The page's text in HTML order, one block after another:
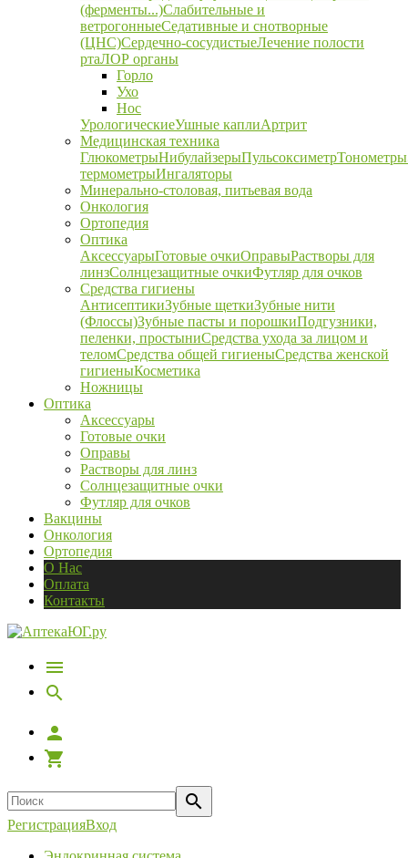
(ферменты...)Слабительные и
ветрогонныеСедативные и снотворные
(ЦНС)Сердечно-сосудистыеЛечение полости
ртаЛОР органы
Горло
Ухо
Нос
УрологическиеУшные каплиАртрит
Медицинская техника
ГлюкометрыНибулайзерыПульсоксиметрТонометры
термометрыИнгаляторы
Минерально-столовая, питьевая вода
Онкология
Ортопедия
Оптика
АксессуарыГотовые очкиОправыРастворы для
линзСолнцезащитные очкиФутляр для очков
Средства гигиены
АнтисептикиЗубные щеткиЗубные нити
(Флоссы)Зубные пасты и порошкиПодгузники,
пеленки, простыниСредства ухода за лицом и
теломСредства общей гигиеныСредства женской
гигиеныКосметика
Ножницы
Оптика
Аксессуары
Готовые очки
Оправы
Растворы для линз
Солнцезащитные очки
Футляр для очков
Вакцины
Онкология
Ортопедия
О Нас
Оплата
Контакты
РегистрацияВход